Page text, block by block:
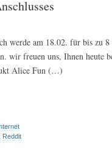
werde am 18.02. für bis zu
wir freuen uns, Ihnen heute
Alice Fun (…)
Reddit